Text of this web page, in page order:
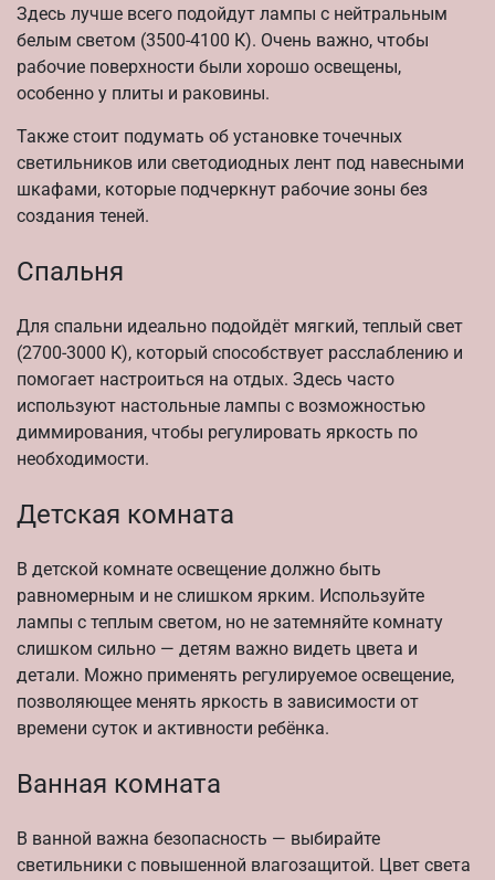
Здесь лучше всего подойдут лампы с нейтральным
белым светом (3500-4100 К). Очень важно, чтобы
рабочие поверхности были хорошо освещены,
особенно у плиты и раковины.
Также стоит подумать об установке точечных
светильников или светодиодных лент под навесными
шкафами, которые подчеркнут рабочие зоны без
создания теней.
Спальня
Для спальни идеально подойдёт мягкий, теплый свет
(2700-3000 К), который способствует расслаблению и
помогает настроиться на отдых. Здесь часто
используют настольные лампы с возможностью
диммирования, чтобы регулировать яркость по
необходимости.
Детская комната
В детской комнате освещение должно быть
равномерным и не слишком ярким. Используйте
лампы с теплым светом, но не затемняйте комнату
слишком сильно — детям важно видеть цвета и
детали. Можно применять регулируемое освещение,
позволяющее менять яркость в зависимости от
времени суток и активности ребёнка.
Ванная комната
В ванной важна безопасность — выбирайте
светильники с повышенной влагозащитой. Цвет света